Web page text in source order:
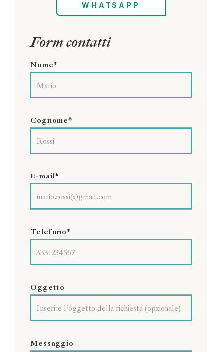
WHATSAPP
Form contatti
Nome*
Cognome*
E-mail*
Telefono*
Oggetto
Messaggio